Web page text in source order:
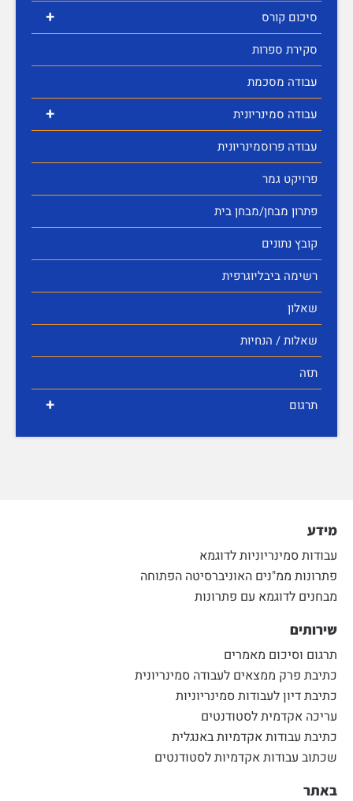
+
סיכום קורס
סקירת ספרות
עבודה מסכמת
+
עבודה סמינריונית
עבודה פרוסמינריונית
פרויקט גמר
פתרון מבחן/מבחן בית
קובץ נתונים
רשימה ביבליוגרפית
שאלון
שאלות / הנחיות
תזה
+ תרגום
מידע
עבודות סמינריוניות לדוגמא
פתרונות ממ"נים האוניברסיטה הפתוחה
מבחנים לדוגמא עם פתרונות
שירותים
תרגום וסיכום מאמרים
כתיבת פרק ממצאים לעבודה סמינריונית
כתיבת דיון לעבודות סמינריוניות
עריכה אקדמית לסטודנטים
כתיבת עבודות אקדמיות באנגלית
שכתוב עבודות אקדמיות לסטודנטים
באתר